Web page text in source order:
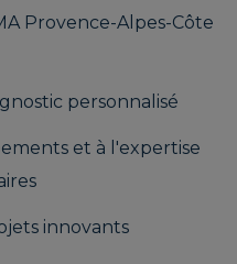
Provence-Alpes-Côte
personnalisé
et à l'expertise
innovants